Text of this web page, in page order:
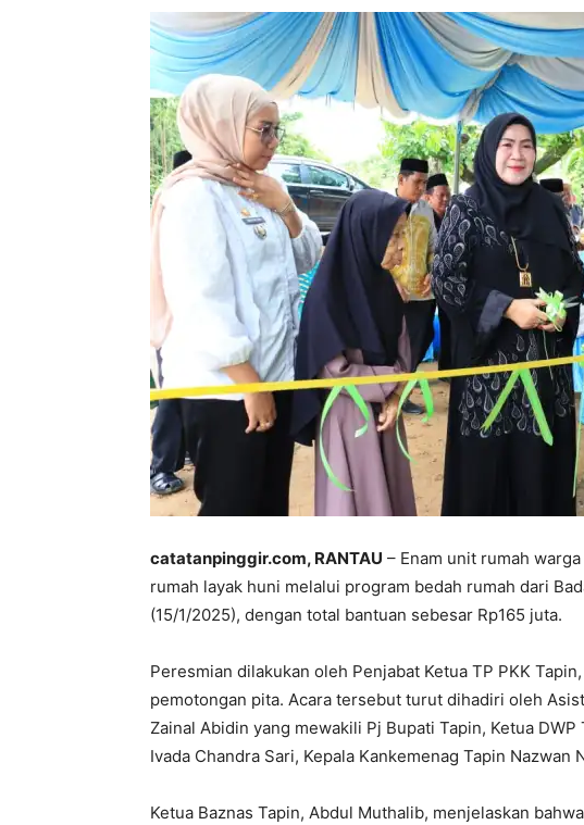
catatanpinggir.com, RANTAU – Enam unit rumah
rumah layak huni melalui program bedah rumah dari
(15/1/2025), dengan total bantuan sebesar Rp165 juta.
Peresmian dilakukan oleh Penjabat Ketua TP PKK
pemotongan pita. Acara tersebut turut dihadiri oleh
Zainal Abidin yang mewakili Pj Bupati Tapin, Ketua
Ivada Chandra Sari, Kepala Kankemenag Tapin
Ketua Baznas Tapin, Abdul Muthalib, menjelaskan